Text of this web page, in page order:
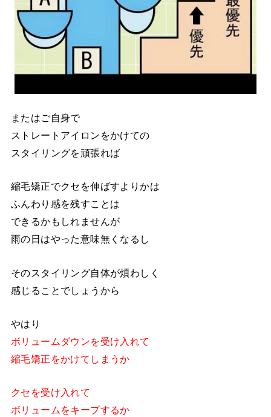
またはご自身で
ストレートアイロンをかけての
スタイリングを頑張れば
縮毛矯正でクセを伸ばすよりかは
ふんわり感を残すことは
できるかもしれませんが
雨の日はやった意味無くなるし
そのスタイリング自体が煩わしく
感じることでしょうから
やはり
ボリュームダウンを受け入れて
縮毛矯正をかけてしまうか
クセを受け入れて
ボリュームをキープするか